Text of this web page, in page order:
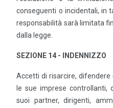
conseguenti o incidentali, in
responsabilità sarà limitata
dalla legge.
SEZIONE 14 - INDENNIZZO
Accetti di risarcire,
le sue imprese controllanti,
suoi partner, dirigenti,